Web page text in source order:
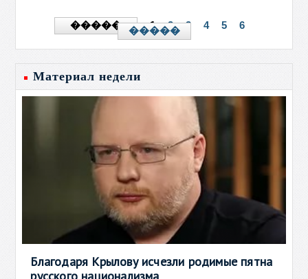
����� 1 2 3 4 5 6
�����
Материал недели
Благодаря Крылову исчезли родимые пятна
русского национализма